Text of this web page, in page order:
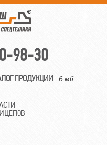
98-30
ПРОДУКЦИИ 6 мб